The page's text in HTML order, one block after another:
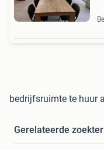
bedrijfsruimte te huur
Gerelateerde